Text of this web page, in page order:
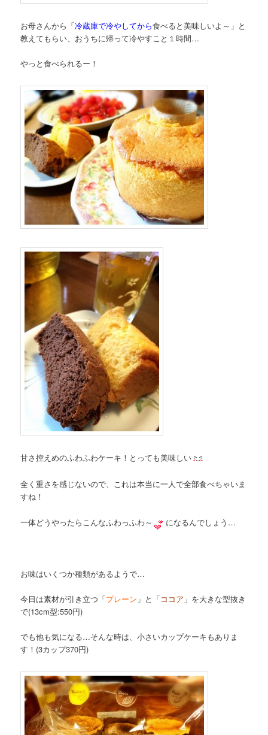
お母さんから「冷蔵庫で冷やしてから食べると美味しいよ～」と
教えてもらい、おうちに帰って冷やすこと１時間…
やっと食べられるー！
甘さ控えめのふわふわケーキ！とっても美味しい
全く重さを感じないので、これは本当に一人で全部食べちゃいま
すね！
一体どうやったらこんなふわっふわ～ になるんでしょう…
お味はいくつか種類があるようで…
今日は素材が引き立つ「プレーン 」と「ココア 」を大きな型抜き
で(13cm型:550円)
でも他も気になる…そんな時は、小さいカップケーキもありま
す！(3カップ370円)